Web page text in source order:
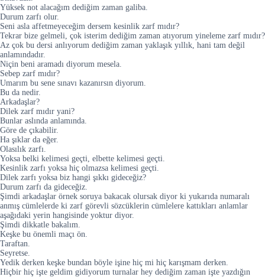
Yüksek not alacağım dediğim zaman galiba.
Durum zarfı olur.
Seni asla affetmeyeceğim dersem kesinlik zarf mıdır?
Tekrar bize gelmeli, çok isterim dediğim zaman atıyorum yineleme zarf mıdır?
Az çok bu dersi anlıyorum dediğim zaman yaklaşık yıllık, hani tam değil
anlamındadır.
Niçin beni aramadı diyorum mesela.
Sebep zarf mıdır?
Umarım bu sene sınavı kazanırsın diyorum.
Bu da nedir.
Arkadaşlar?
Dilek zarf mıdır yani?
Bunlar aslında anlamında.
Göre de çıkabilir.
Ha şıklar da eğer.
Olasılık zarfı.
Yoksa belki kelimesi geçti, elbette kelimesi geçti.
Kesinlik zarfı yoksa hiç olmazsa kelimesi geçti.
Dilek zarfı yoksa biz hangi şıkkı gideceğiz?
Durum zarfı da gideceğiz.
Şimdi arkadaşlar örnek soruya bakacak olursak diyor ki yukarıda numaralı
anmış cümlelerde ki zarf görevli sözcüklerin cümlelere kattıkları anlamlar
aşağıdaki yerin hangisinde yoktur diyor.
Şimdi dikkatle bakalım.
Keşke bu önemli maçı ön.
Taraftan.
Seyretse.
Yedik derken keşke bundan böyle işine hiç mi hiç karışmam derken.
Hiçbir hiç işte geldim gidiyorum turnalar hey dediğim zaman işte yazdığın